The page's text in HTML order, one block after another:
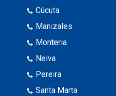
Cúcuta
Manizales
Monteria
Neiva
Pereira
Santa Marta